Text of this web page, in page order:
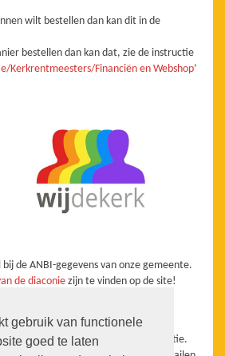
gebruik van functionele
goed te laten
wilt bestellen dan kan dit in de
bestellen dan kan dat, zie de instructie
Kerkrentmeesters/Financiën en Webshop’
bij de ANBI-gegevens van onze gemeente.
de diaconie zijn te vinden op de site!
van de Taakgroep Communicatie.